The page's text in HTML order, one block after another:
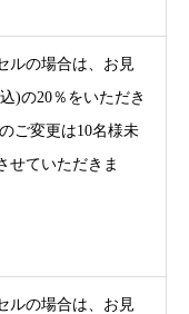
ルの場合は、お見
)の20％をいただき
ご変更は10名様未
せていただきま
ルの場合は、お見